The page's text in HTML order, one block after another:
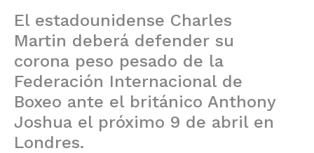
El estadounidense Charles
Martin deberá defender su
corona peso pesado de la
Federación Internacional de
Boxeo ante el británico Anthony
Joshua el próximo 9 de abril en
Londres.